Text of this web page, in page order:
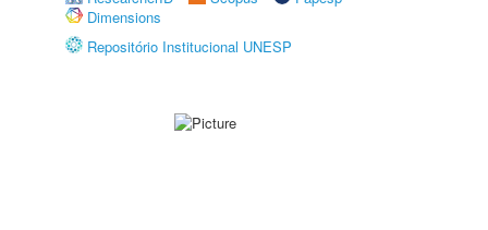
Dimensions
Repositório Institucional UNESP